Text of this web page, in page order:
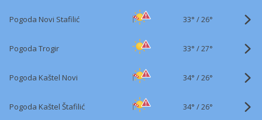
Pogoda Novi Stafilić 33° /26°
Pogoda Trogir 33° /27°
Pogoda Kaštel Novi 34° /26°
Pogoda Kaštel Štafilić 34° /26°